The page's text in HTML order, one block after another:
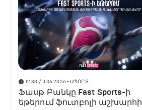
12:33 / 11.06.2026• ՍՊՈՐՏ
Ֆասթ Բանկը Fast Sports-ի
եթերում ֆուտբոլի աշխարհի